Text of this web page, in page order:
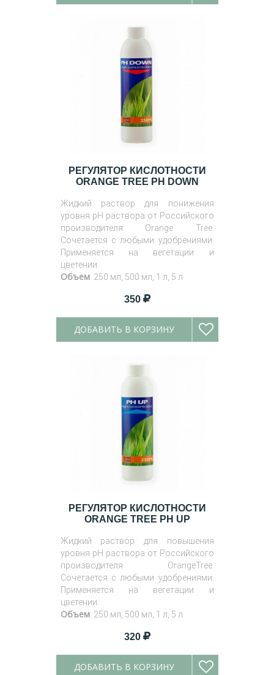
РЕГУЛЯТОР КИСЛОТНОСТИ
ORANGE TREE PH DOWN
Жидкий раствор для понижения
уровня pH раствора от Российского
производителя Orange Tree.
Сочетается с любыми удобрениями.
Применяется на вегетации и
цветении.
Объем: 250 мл, 500 мл, 1 л, 5 л
350
ДОБАВИТЬ В КОРЗИНУ
РЕГУЛЯТОР КИСЛОТНОСТИ
ORANGE TREE PH UP
Жидкий раствор для повышения
уровня pH раствора от Российского
производителя OrangeTree.
Сочетается с любыми удобрениями.
Применяется на вегетации и
цветении.
Объем: 250 мл, 500 мл, 1 л, 5 л
320
ДОБАВИТЬ В КОРЗИНУ